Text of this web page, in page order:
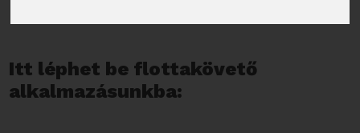
Itt léphet be flottakövető
alkalmazásunkba: